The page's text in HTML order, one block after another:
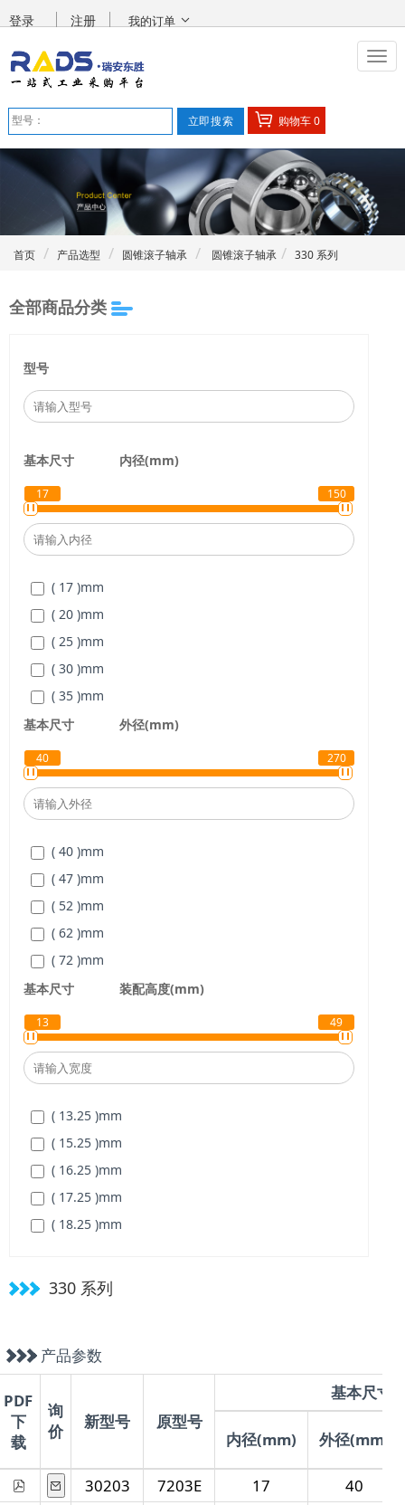
登录 注册 我的订单
购物车0
首页 产品选型 圆锥滚子轴承 圆锥滚子轴承 330 系列
全部商品分类
型号
基本尺寸 内径(mm)
17 150
( 17 )mm
( 20 )mm
( 25 )mm
( 30 )mm
( 35 )mm
( 40 )
( 45 )
( 50 )mm
( 55 )mm
( 65 )mm
( 70 )mm
( 75 )mm
( 80 )mm
( 85 )mm
( 90 )
( 95 )
( 100 )mm
( 105 )mm
基本尺寸 外径(mm)
40 270
( 40 )mm
( 47 )mm
( 52 )mm
( 62 )mm
( 72 )mm
( 80 )
( 85 )
( 90 )mm
( 100 )mm
( 120 )mm
( 125 )mm
( 130 )mm
( 140 )mm
( 150 )mm
( 170 )mm
( 200 ) mm
( 230 )mm
( 270 )mm
基本尺寸 装配高度(mm)
13 49
( 13.25 )mm
( 15.25 )mm
( 16.25 )mm
( 17.25 )mm
( 18.25 )mm
( 20.75 )mm
( 23.75 )mm
( 26.25 )mm
( 27.25 )
( 28.25 )mm
( 30.50 )mm
330 系列
产品参数
PDF
下
载
询
价
新型号 原型号
基本尺寸
内径(mm) 外径(mm)
30203 7203E 17
40